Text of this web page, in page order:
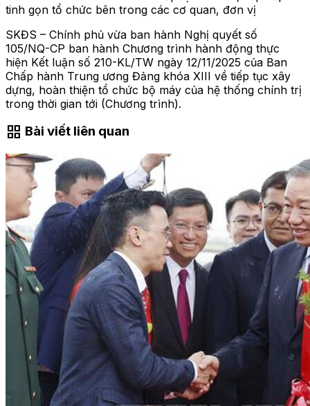
tinh gọn tổ chức bên trong các cơ quan, đơn vị
SKĐS – Chính phủ vừa ban hành Nghị quyết số
105/NQ-CP ban hành Chương trình hành động thực
hiện Kết luận số 210-KL/TW ngày 12/11/2025 của Ban
Chấp hành Trung ương Đảng khóa XIII về tiếp tục xây
dựng, hoàn thiện tổ chức bộ máy của hệ thống chính trị
trong thời gian tới (Chương trình).
grid_view Bài viết liên quan